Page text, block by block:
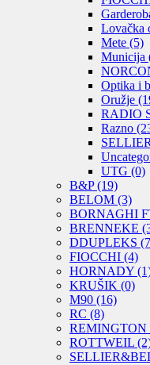
Lovačka
Mete (5)
Municija
Optika i
Oružje
RADIO
Razno
UTG (0)
B&P(19)
BELOM (3)
BORNAGHI
BRENNEKE
DDUPLEKS
FIOCCHI (4)
HORNADY
KRUŠIK (0)
M90 (16)
RC (8)
REMINGTON
ROTTWEIL